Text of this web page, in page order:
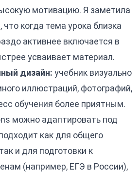
мотивацию. Я заметила
что когда тема урока близка
активнее включается в
усваивает материал.
дизайн: учебник визуально
иллюстраций, фотографий,
обучения более приятным.
можно адаптировать под
как для общего
и для подготовки к
(например, ЕГЭ в России),